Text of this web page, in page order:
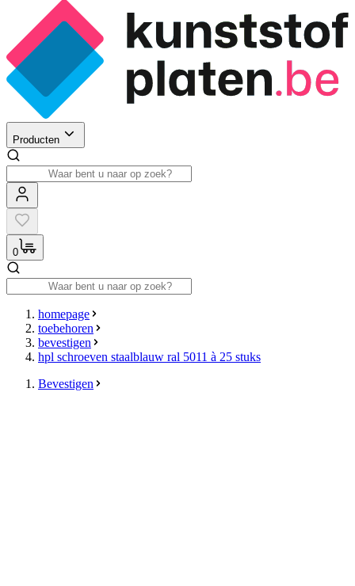
Producten
0
homepage
toebehoren
bevestigen
hpl schroeven staalblauw ral 5011 à 25 stuks
Bevestigen